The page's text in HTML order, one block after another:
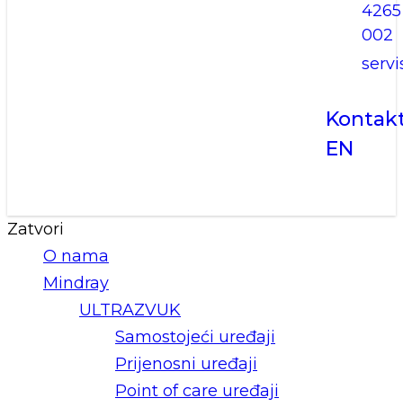
4265
002
EN
Zatvori
O nama
Mindray
ULTRAZVUK
Samostojeći uređaji
Prijenosni uređaji
Point of care uređaji